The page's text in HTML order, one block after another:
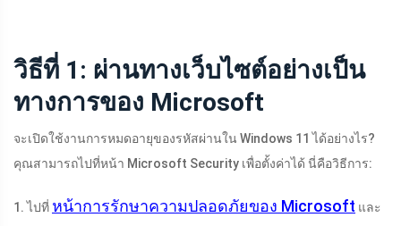
วิธีที่ 1: ผ่านทางเว็บไซต์อย่างเป็น
ทางการของ Microsoft
จะเปิดใช้งานการหมดอายุของรหัสผ่านใน Windows 11 ได้อย่างไร?
คุณสามารถไปที่หน้า Microsoft Security เพื่อตั้งค่าได้ นี่คือวิธีการ:
1. ไปที่ หน้าการรักษาความปลอดภัยของ Microsoft และ